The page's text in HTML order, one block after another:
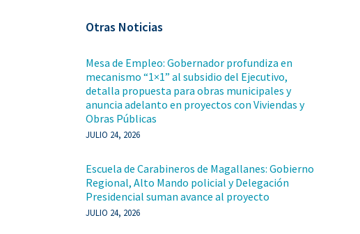
Otras Noticias
Mesa de Empleo: Gobernador profundiza en
mecanismo “1×1” al subsidio del Ejecutivo,
detalla propuesta para obras municipales y
anuncia adelanto en proyectos con Viviendas y
Obras Públicas
JULIO 24, 2026
Escuela de Carabineros de Magallanes: Gobierno
Regional, Alto Mando policial y Delegación
Presidencial suman avance al proyecto
JULIO 24, 2026